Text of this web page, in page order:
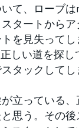
て、ローブは
スタートから
を見失ってし
正しい道を探
タックして
が立っている
思う。その